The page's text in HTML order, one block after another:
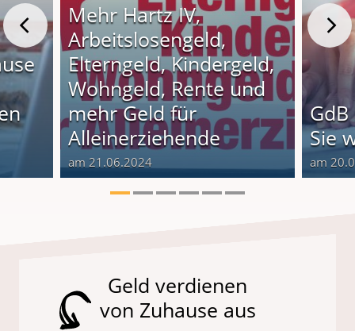
Mehr Hartz IV,
Arbeitslosengeld,
Elterngeld, Kindergeld,
Wohngeld, Rente und
mehr Geld für
Alleinerziehende
am 21.06.2024
Sie
am
Geld verdienen
von Zuhause aus